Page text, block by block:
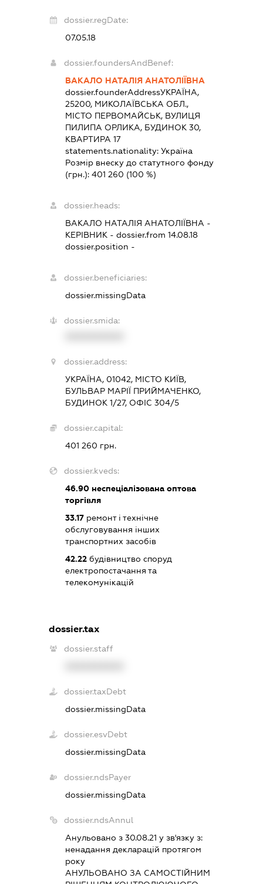
dossier.regDate:
07.05.18
dossier.foundersAndBenef:
ВАКАЛО НАТАЛІЯ АНАТОЛІЇВНА
dossier.founderAddressУКРАЇНА,
25200, МИКОЛАЇВСЬКА ОБЛ.,
МІСТО ПЕРВОМАЙСЬК, ВУЛИЦЯ
ПИЛИПА ОРЛИКА, БУДИНОК 30,
КВАРТИРА 17
statements.nationality: Україна
Розмір внеску до статутного фонду
(грн.): 401 260 (100 %)
dossier.heads:
ВАКАЛО НАТАЛІЯ АНАТОЛІЇВНА -
КЕРІВНИК - dossier.from 14.08.18
dossier.position -
dossier.beneficiaries:
dossier.missingData
dossier.smida:
dossier.address:
УКРАЇНА, 01042, МІСТО КИЇВ,
БУЛЬВАР МАРІЇ ПРИЙМАЧЕНКО,
БУДИНОК 1/27, ОФІС 304/5
dossier.capital:
401 260 грн.
dossier.kveds:
46.90неспеціалізована оптова
торгівля
33.17ремонт і технічне
обслуговування інших
транспортних засобів
42.22будівництво споруд
електропостачання та
телекомунікацій
dossier.tax
dossier.staff
dossier.taxDebt
dossier.missingData
dossier.esvDebt
dossier.missingData
dossier.ndsPayer
dossier.missingData
dossier.ndsAnnul
Анульовано з 30.08.21 у зв'язку з:
ненадання декларацiй протягом
року
АНУЛЬОВАНО ЗА САМОСТIЙНИМ